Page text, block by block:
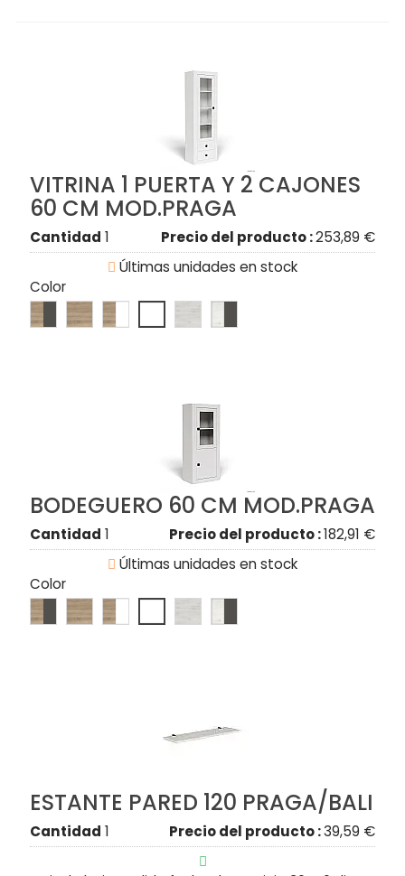
VITRINA 1 PUERTA Y 2 CAJONES
60 CM MOD.PRAGA
Cantidad 1 Precio del producto :253,89 €
 Últimas unidades en stock
Color
BODEGUERO 60 CM MOD.PRAGA
Cantidad 1 Precio del producto :182,91 €
 Últimas unidades en stock
Color
ESTANTE PARED 120 PRAGA/BALI
Cantidad 1 Precio del producto :39,59 €
